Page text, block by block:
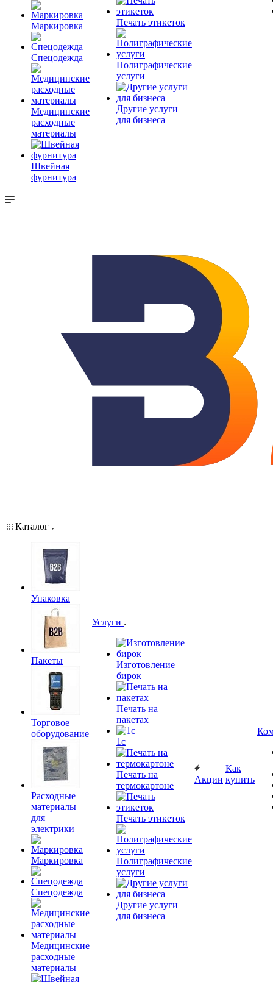
Маркировка
Спецодежда
Медицинские
расходные
материалы
Швейная
фурнитура
Печать этикеток
Полиграфические
услуги
Другие услуги
для бизнеса
Каталог
Упаковка
Пакеты
Торговое
оборудование
Расходные
материалы
для
электрики
Маркировка
Спецодежда
Медицинские
расходные
материалы
Услуги
Изготовление
бирок
Печать на
пакетах
1c
Печать на
термокартоне
Печать этикеток
Полиграфические
услуги
Другие услуги
для бизнеса
Акции
Как
купить